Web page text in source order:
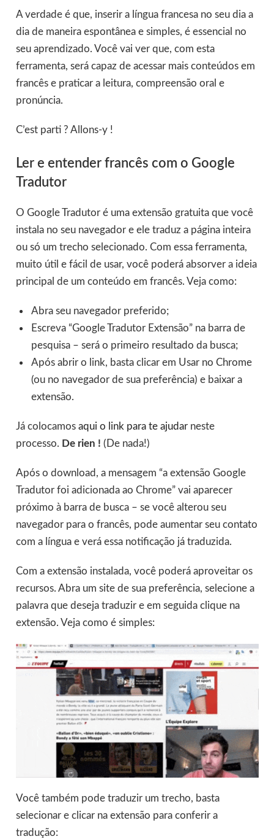
A verdade é que, inserir a língua francesa no seu dia a
dia de maneira espontânea e simples, é essencial no
seu aprendizado. Você vai ver que, com esta
ferramenta, será capaz de acessar mais conteúdos em
francês e praticar a leitura, compreensão oral e
pronúncia.
C’est parti ? Allons-y !
Ler e entender francês com o Google
Tradutor
O Google Tradutor é uma extensão gratuita que você
instala no seu navegador e ele traduz a página inteira
ou só um trecho selecionado. Com essa ferramenta,
muito útil e fácil de usar, você poderá absorver a ideia
principal de um conteúdo em francês. Veja como:
Abra seu navegador preferido;
Escreva “Google Tradutor Extensão” na barra de
pesquisa – será o primeiro resultado da busca;
Após abrir o link, basta clicar em Usar no Chrome
(ou no navegador de sua preferência) e baixar a
extensão.
Já colocamos aqui o link para te ajudarneste
processo. De rien ! (De nada!)
Após o download, a mensagem “a extensão Google
Tradutor foi adicionada ao Chrome” vai aparecer
próximo à barra de busca – se você alterou seu
navegador para o francês, pode aumentar seu contato
com a língua e verá essa notificação já traduzida.
Com a extensão instalada, você poderá aproveitar os
recursos. Abra um site de sua preferência, selecione a
palavra que deseja traduzir e em seguida clique na
extensão. Veja como é simples:
Você também pode traduzir um trecho, basta
selecionar e clicar na extensão para conferir a
tradução: